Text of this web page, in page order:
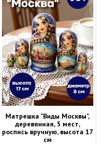
Матрешка "Виды Москвы",
деревянная, 5 мест,
роспись вручную, высота 17
см